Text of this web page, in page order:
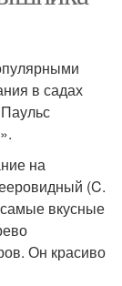
в садах
на
(C.
вкусные
Он красиво